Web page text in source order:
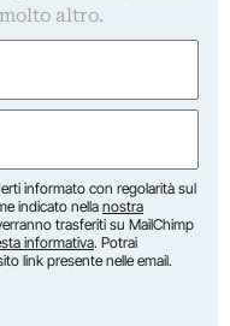
altro.
informato con regolarità sul
indicato nella nostra
trasferiti su MailChimp
informativa. Potrai
link presente nelle email.